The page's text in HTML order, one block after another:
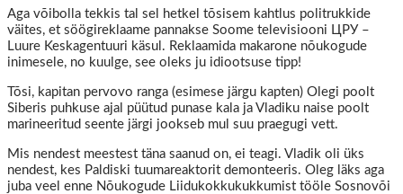
Aga võibolla tekkis tal sel hetkel tõsisem kahtlus politrukkide
väites, et söögireklaame pannakse Soome televisiooni ЦРУ –
Luure Keskagentuuri käsul. Reklaamida makarone nõukogude
inimesele, no kuulge, see oleks ju idiootsuse tipp!
Tõsi, kapitan pervovo ranga (esimese järgu kapten) Olegi poolt
Siberis puhkuse ajal püütud punase kala ja Vladiku naise poolt
marineeritud seente järgi jookseb mul suu praegugi vett.
Mis nendest meestest täna saanud on, ei teagi. Vladik oli üks
nendest, kes Paldiski tuumareaktorit demonteeris. Oleg läks aga
juba veel enne Nõukogude Liidukokkukukkumist tööle Sosnovõi